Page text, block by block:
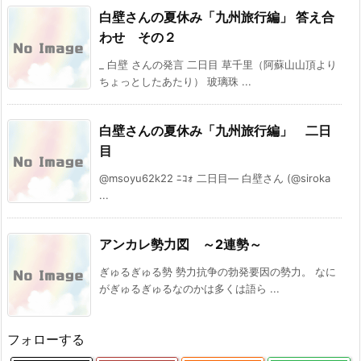
白壁さんの夏休み「九州旅行編」 答え合
わせ その２
_ 白壁 さんの発言 二日目 草千里（阿蘇山山頂より
ちょっとしたあたり） 玻璃珠 ...
白壁さんの夏休み「九州旅行編」 二日
目
@msoyu62k22 ﾆｺｫ 二日目— 白壁さん (@siroka
...
アンカレ勢力図 ～2連勢～
ぎゅるぎゅる勢 勢力抗争の勃発要因の勢力。 なに
がぎゅるぎゅるなのかは多くは語ら ...
フォローする